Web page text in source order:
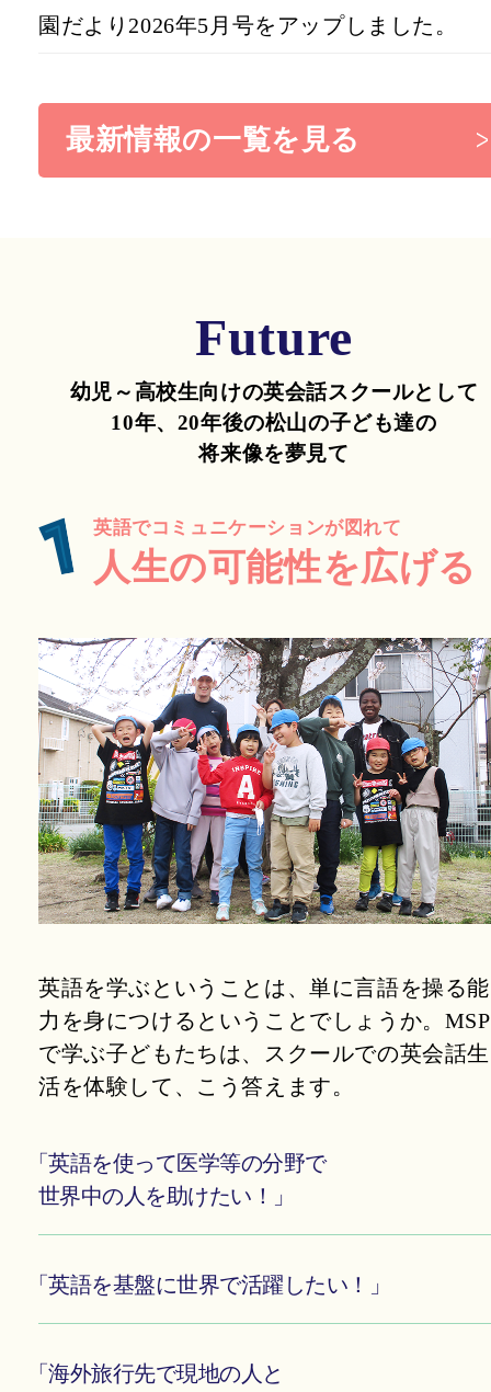
園だより2026年5月号をアップしました。
最新情報の一覧を見る
Future
幼児～高校生向けの英会話スクールとして
10年、20年後の松山の子ども達の
将来像を夢見て
英語でコミュニケーションが図れて
人生の可能性を広げる
英語を学ぶということは、単に言語を操る能
力を身につけるということでしょうか。 MSP
で学ぶ子どもたちは、スクールでの英会話生
活を体験して、こう答えます。
「英語を使って医学等の分野で
世界中の人を助けたい！」
「英語を基盤に世界で活躍したい！」
「海外旅行先で現地の人と